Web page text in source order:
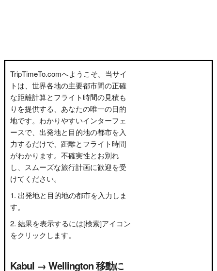
TripTimeTo.comへようこそ。当サイ
トは、世界各地の主要都市間の正確
な距離計算とフライト時間の見積も
りを提供する、あなたの唯一の目的
地です。わかりやすいインターフェ
ースで、出発地と目的地の都市を入
力するだけで、距離とフライト時間
がわかります。不確実性とお別れ
し、スムーズな旅行計画に歓迎を受
けてください。
出発地と目的地の都市を入力しま
す。
結果を表示するには[検索]アイコン
をクリックします。
Kabul → Wellington 移動に